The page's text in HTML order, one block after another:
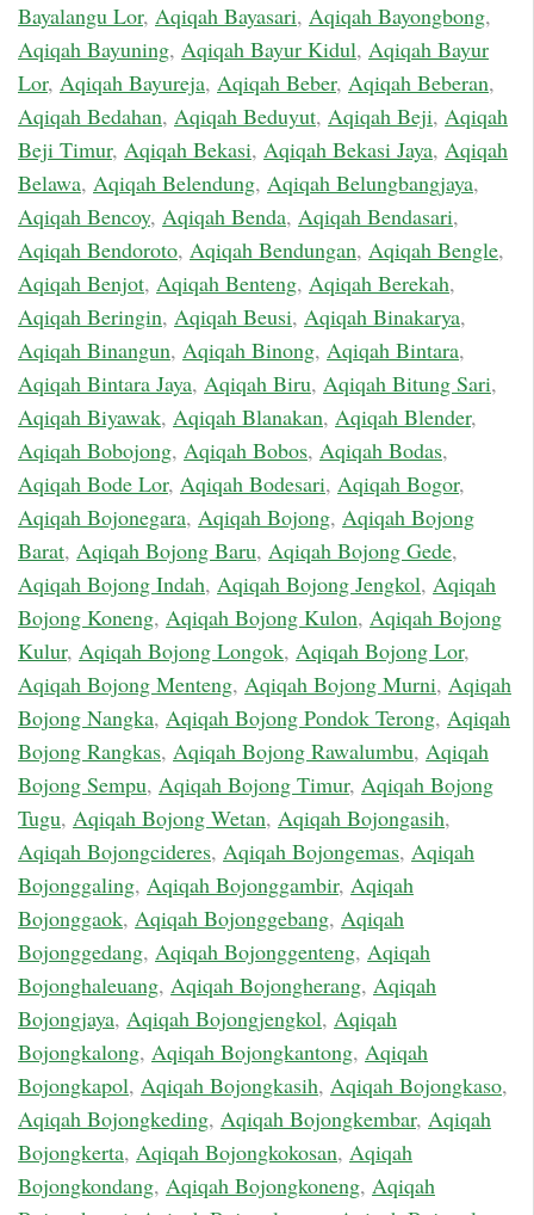
Bayalangu Lor, Aqiqah Bayasari, Aqiqah Bayongbong,
Aqiqah Bayuning, Aqiqah Bayur Kidul, Aqiqah Bayur
Lor, Aqiqah Bayureja, Aqiqah Beber, Aqiqah Beberan,
Aqiqah Bedahan, Aqiqah Beduyut, Aqiqah Beji, Aqiqah
Beji Timur, Aqiqah Bekasi, Aqiqah Bekasi Jaya, Aqiqah
Belawa, Aqiqah Belendung, Aqiqah Belungbangjaya,
Aqiqah Bencoy, Aqiqah Benda, Aqiqah Bendasari,
Aqiqah Bendoroto, Aqiqah Bendungan, Aqiqah Bengle,
Aqiqah Benjot, Aqiqah Benteng, Aqiqah Berekah,
Aqiqah Beringin, Aqiqah Beusi, Aqiqah Binakarya,
Aqiqah Binangun, Aqiqah Binong, Aqiqah Bintara,
Aqiqah Bintara Jaya, Aqiqah Biru, Aqiqah Bitung Sari,
Aqiqah Biyawak, Aqiqah Blanakan, Aqiqah Blender,
Aqiqah Bobojong, Aqiqah Bobos, Aqiqah Bodas,
Aqiqah Bode Lor, Aqiqah Bodesari, Aqiqah Bogor,
Aqiqah Bojonegara, Aqiqah Bojong, Aqiqah Bojong
Barat, Aqiqah Bojong Baru, Aqiqah Bojong Gede,
Aqiqah Bojong Indah, Aqiqah Bojong Jengkol, Aqiqah
Bojong Koneng, Aqiqah Bojong Kulon, Aqiqah Bojong
Kulur, Aqiqah Bojong Longok, Aqiqah Bojong Lor,
Aqiqah Bojong Menteng, Aqiqah Bojong Murni, Aqiqah
Bojong Nangka, Aqiqah Bojong Pondok Terong, Aqiqah
Bojong Rangkas, Aqiqah Bojong Rawalumbu, Aqiqah
Bojong Sempu, Aqiqah Bojong Timur, Aqiqah Bojong
Tugu, Aqiqah Bojong Wetan, Aqiqah Bojongasih,
Aqiqah Bojongcideres, Aqiqah Bojongemas, Aqiqah
Bojonggaling, Aqiqah Bojonggambir, Aqiqah
Bojonggaok, Aqiqah Bojonggebang, Aqiqah
Bojonggedang, Aqiqah Bojonggenteng, Aqiqah
Bojonghaleuang, Aqiqah Bojongherang, Aqiqah
Bojongjaya, Aqiqah Bojongjengkol, Aqiqah
Bojongkalong, Aqiqah Bojongkantong, Aqiqah
Bojongkapol, Aqiqah Bojongkasih, Aqiqah Bojongkaso,
Aqiqah Bojongkeding, Aqiqah Bojongkembar, Aqiqah
Bojongkerta, Aqiqah Bojongkokosan, Aqiqah
Bojongkondang, Aqiqah Bojongkoneng, Aqiqah